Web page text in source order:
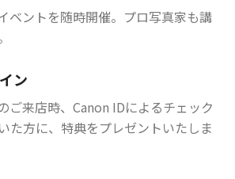
ベントを随時開催。プロ写真家も講
ン
ご来店時、Canon IDによるチェック
た方に、特典をプレゼントいたしま